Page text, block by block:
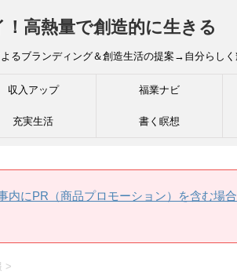
高熱量で創造的に生きる
るブランディング＆創造生活の提案→自分らし
収入アップ 福業ナビ
充実生活 書く瞑想
内にPR（商品プロモーション）を含む場合
>